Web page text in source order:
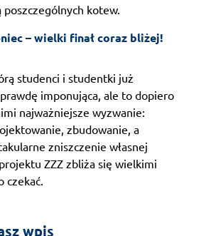
kotew.
– wielki finał coraz bliżej!
studenci i studentki już
imponująca, ale to dopiero
najważniejsze wyzwanie:
zbudowanie, a
zniszczenie własnej
ZZZ zbliża się wielkimi
czekać.
wpis